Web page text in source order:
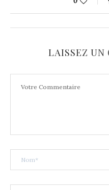
LAISSEZ UN